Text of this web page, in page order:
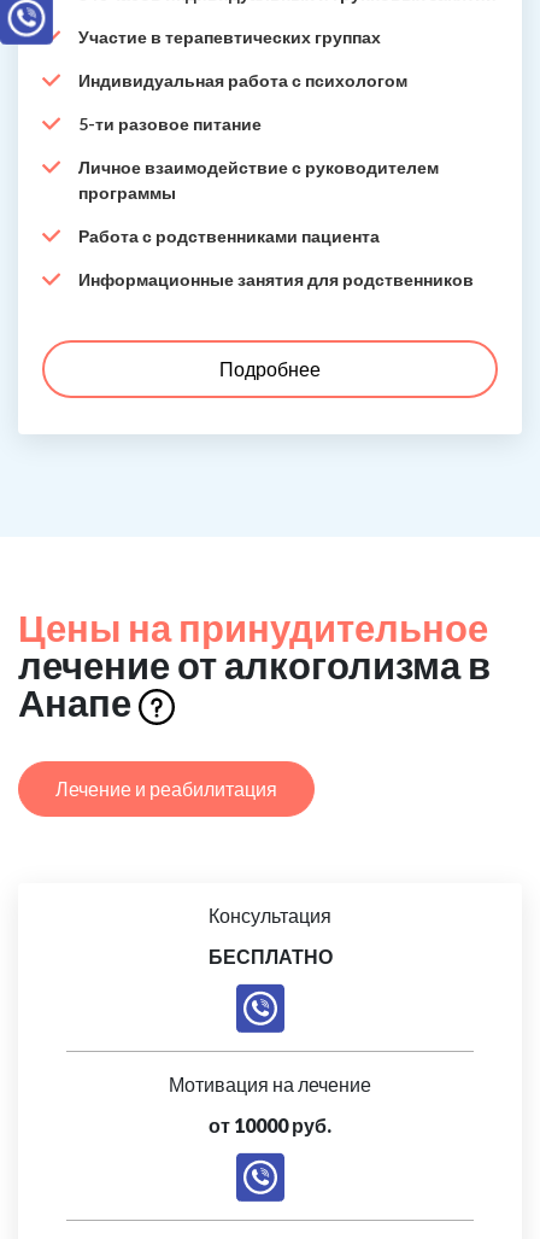
Участие в терапевтических группах
Индивидуальная работа с психологом
5-ти разовое питание
Личное взаимодействие с руководителем
программы
Работа с родственниками пациента
Информационные занятия для родственников
Подробнее
Цены на принудительное
лечение от алкоголизма в
Анапе
Лечение и реабилитация
Консультация
БЕСПЛАТНО
Мотивация на лечение
от 10000 руб.